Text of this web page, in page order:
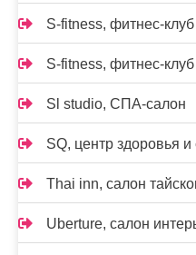
S-fitness, фитнес-клуб
S-fitness, фитнес-клуб
Sl studio, СПА-салон
SQ, центр здоровья и
Thai inn, салон
Uberture, салон